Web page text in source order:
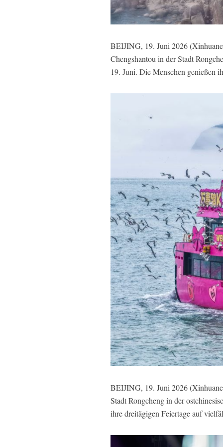
BEIJING, 19. Juni 2026
Chengshantou in der Stadt
19. Juni. Die Menschen genießen
BEIJING, 19. Juni 2026
Stadt Rongcheng in der
ihre dreitägigen Feiertage auf